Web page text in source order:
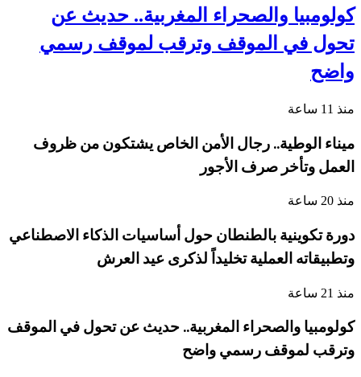
كولومبيا والصحراء المغربية.. حديث عن
تحول في الموقف وترقب لموقف رسمي
واضح
منذ 11 ساعة
ميناء الوطية.. رجال الأمن الخاص يشتكون من ظروف
العمل وتأخر صرف الأجور
منذ 20 ساعة
دورة تكوينية بالطنطان حول أساسيات الذكاء الاصطناعي
وتطبيقاته العملية تخليداً لذكرى عيد العرش
منذ 21 ساعة
كولومبيا والصحراء المغربية.. حديث عن تحول في الموقف
وترقب لموقف رسمي واضح